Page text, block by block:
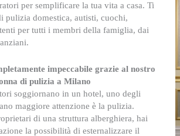
per semplificare la tua vita a casa. Ti
pulizia domestica, autisti, cuochi,
per tutti i membri della famiglia, dai
impeccabile grazie al nostro
di pulizia a Milano
soggiornano in un hotel, uno degli
maggiore attenzione è la pulizia.
di una struttura alberghiera, hai
la possibilità di esternalizzare il